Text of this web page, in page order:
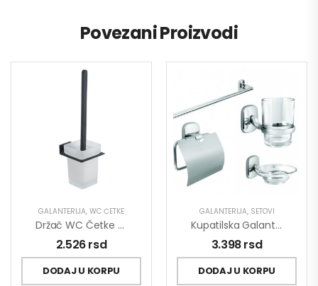
Povezani Proizvodi
GALANTERIJA, WC ČETKE
Držač WC Četke MINOTTI 20700 Zidni Mat Crni
2.526rsd
DODAJ U KORPU
GALANTERIJA, SETOVI
Kupatilska Galanterija MINOTTI Set 6/1
3.398rsd
DODAJ U KORPU